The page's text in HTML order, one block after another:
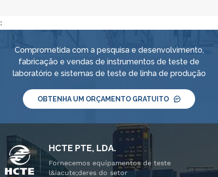
:
Comprometida com a pesquisa e desenvolvimento,
fabricação e vendas de instrumentos de teste de
laboratório e sistemas de teste de linha de produção
OBTENHA UM ORÇAMENTO GRATUITO
HCTE PTE, LDA.
Fornecemos equipamentos de teste
l&iacute;deres do setor